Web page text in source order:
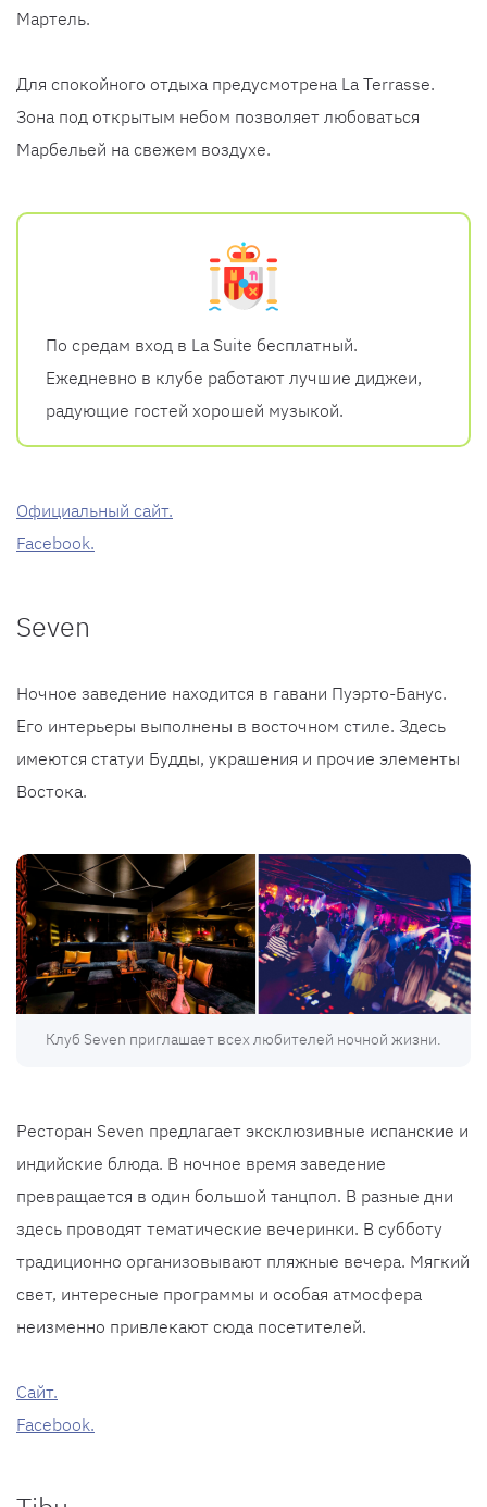
Мартель.
Для спокойного отдыха предусмотрена La Terrasse.
Зона под открытым небом позволяет любоваться
Марбельей на свежем воздухе.
По средам вход в La Suite бесплатный.
Ежедневно в клубе работают лучшие диджеи,
радующие гостей хорошей музыкой.
Официальный сайт.
Facebook.
Seven
Ночное заведение находится в гавани Пуэрто-Банус.
Его интерьеры выполнены в восточном стиле. Здесь
имеются статуи Будды, украшения и прочие элементы
Востока.
Клуб Seven приглашает всех любителей ночной жизни.
Ресторан Seven предлагает эксклюзивные испанские и
индийские блюда. В ночное время заведение
превращается в один большой танцпол. В разные дни
здесь проводят тематические вечеринки. В субботу
традиционно организовывают пляжные вечера. Мягкий
свет, интересные программы и особая атмосфера
неизменно привлекают сюда посетителей.
Cайт.
Facebook.